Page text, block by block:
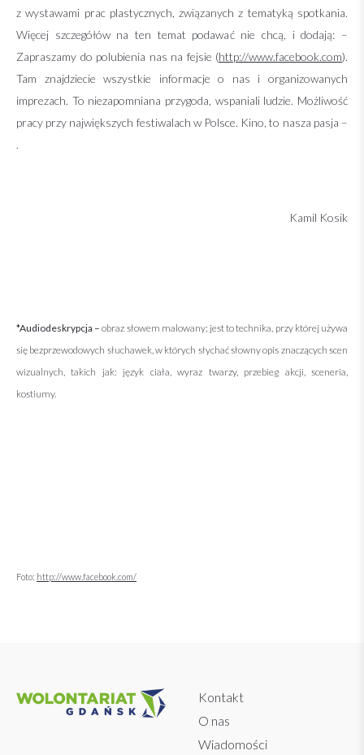
z wystawami prac plastycznych, związanych z tematyką spotkania.
Więcej szczegółów na ten temat podawać nie chcą, i dodają: –
Zapraszamy do polubienia nas na fejsie (http://www.facebook.com).
Tam znajdziecie wszystkie informacje o nas i organizowanych
imprezach. To niezapomniana przygoda, wspaniali ludzie. Możliwość
pracy przy największych festiwalach w Polsce. Kino, to nasza pasja –
.
Kamil Kosik
*Audiodeskrypcja –obraz słowem malowany; jest to technika, przy której używa
się bezprzewodowych słuchawek, w których słychać słowny opis znaczących scen
wizualnych, takich jak: język ciała, wyraz twarzy, przebieg akcji, sceneria,
kostiumy.
Foto: http://www.facebook.com/
Kontakt
O nas
Wiadomości